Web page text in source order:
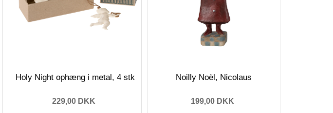
Holy Night ophæng i metal, 4 stk
229,00 DKK
Noilly Noël, Nicolaus
199,00 DKK